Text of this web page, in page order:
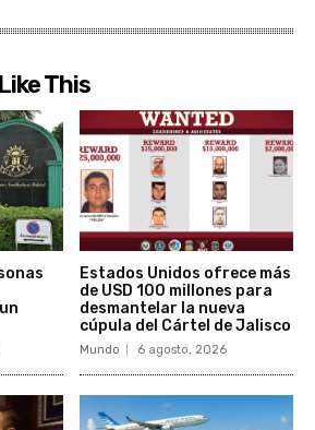
This
Estados Unidos ofrece más
de USD 100 millones para
desmantelar la nueva
cúpula del Cártel de Jalisco
Mundo 6 agosto, 2026